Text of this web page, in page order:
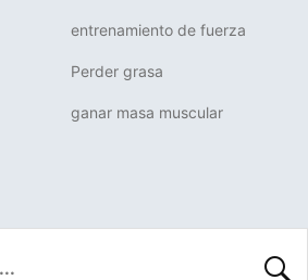
entrenamiento de fuerza
Perder grasa
ganar masa muscular